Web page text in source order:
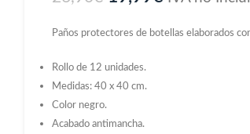
Paños protectores de botellas elaborados
Rollo de 12 unidades.
Medidas: 40 x 40 cm.
Color negro.
Acabado antimancha.